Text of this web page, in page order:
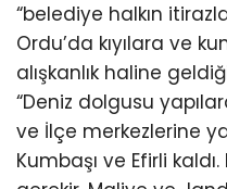
“belediye halkın
Ordu’da kıyılara ve
alışkanlık haline
“Deniz dolgusu
ve İlçe merkezlerine
Kumbaşı ve Efirli